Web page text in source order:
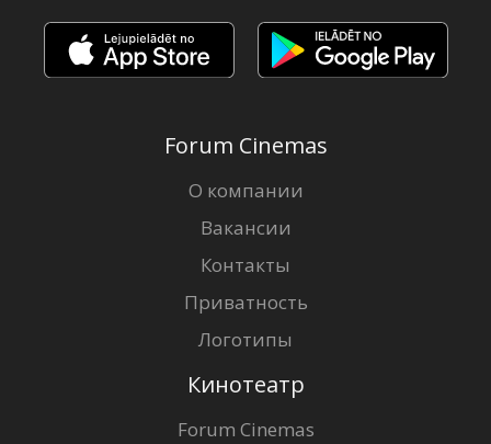
Forum Cinemas
О компании
Вакансии
Контакты
Приватность
Логотипы
Кинотеатр
Forum Cinemas